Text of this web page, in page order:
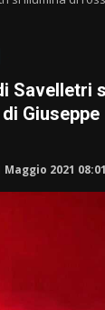
Savelletri
Giuseppe
Maggio 2021 08:01